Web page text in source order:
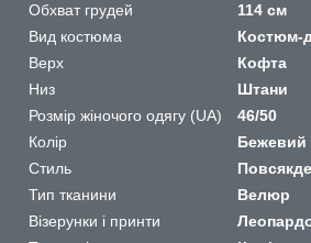
Обхват грудей
114 см
Вид костюма
Костюм-
Верх
Кофта
Низ
Штани
Розмір жіночого одягу (UA)
46/50
Колір
Бежевий
Стиль
Тип тканини
Велюр
Візерунки і принти